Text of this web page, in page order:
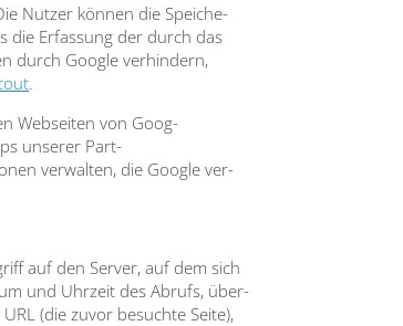
Nut­zer kön­nen die Spei­che­
die Erfas­sung der durch das
durch Goog­le ver­hin­dern,
.
Web­sei­ten von Goog­
unse­rer Part­
ver­wal­ten, die Goog­le ver­
auf den Ser­ver, auf dem sich
und Uhr­zeit des Abrufs, über­
(die zuvor besuch­te Sei­te),